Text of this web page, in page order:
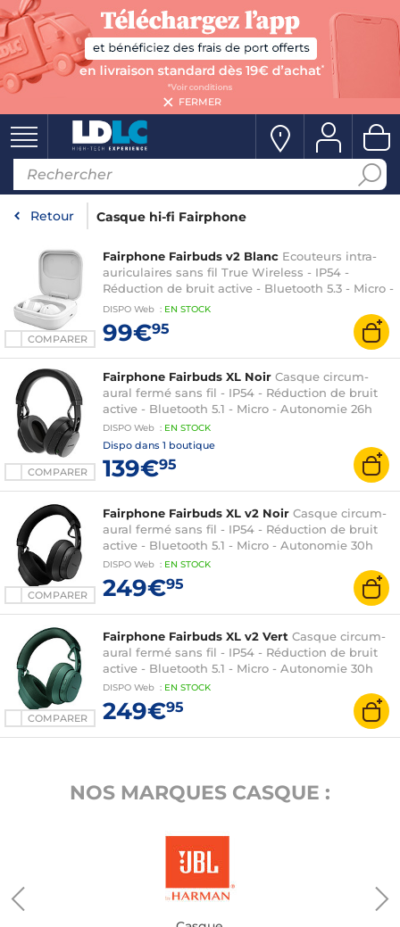
FERMER
Retour Casque hi-fi Fairphone
COMPARER
Fairphone Fairbuds v2 Blanc Ecouteurs intra-
auriculaires sans fil True Wireless - IP54 -
Réduction de bruit active - Bluetooth 5.3 - Micro -
Autonomie 26h
DISPO Web : EN STOCK
99€95
COMPARER
Fairphone Fairbuds XL Noir Casque circum-
aural fermé sans fil - IP54 - Réduction de bruit
active - Bluetooth 5.1 - Micro - Autonomie 26h
DISPO Web : EN STOCK
Dispo dans 1 boutique
139€95
COMPARER
Fairphone Fairbuds XL v2 Noir Casque circum-
aural fermé sans fil - IP54 - Réduction de bruit
active - Bluetooth 5.1 - Micro - Autonomie 30h
DISPO Web : EN STOCK
249€95
COMPARER
Fairphone Fairbuds XL v2 Vert Casque circum-
aural fermé sans fil - IP54 - Réduction de bruit
active - Bluetooth 5.1 - Micro - Autonomie 30h
DISPO Web : EN STOCK
249€95
NOS MARQUES CASQUE :